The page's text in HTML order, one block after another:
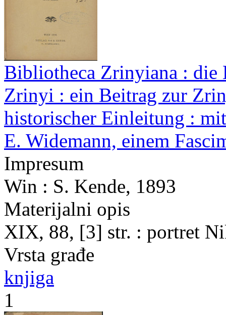
Bibliotheca Zrinyiana : die
Zrinyi : ein Beitrag zur
historischer Einleitung :
E. Widemann, einem
Impresum
Win : S. Kende, 1893
Materijalni opis
XIX, 88, [3] str. : portret
Vrsta građe
knjiga
1